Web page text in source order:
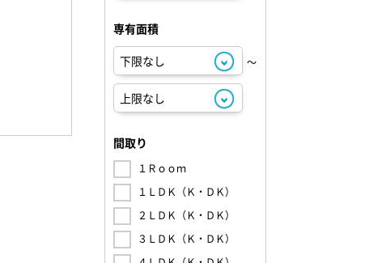
専有面積
～
間取り
１Ｒｏｏｍ
１ＬＤＫ（Ｋ・ＤＫ）
２ＬＤＫ（Ｋ・ＤＫ）
３ＬＤＫ（Ｋ・ＤＫ）